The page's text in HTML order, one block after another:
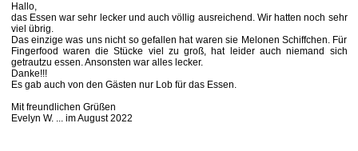
Hallo,
das Essen war sehr lecker und auch völlig ausreichend. Wir hatten noch sehr
viel übrig.
Das einzige was uns nicht so gefallen hat waren sie Melonen Schiffchen. Für
Fingerfood waren die Stücke viel zu groß, hat leider auch niemand sich
getrautzu essen. Ansonsten war alles lecker.
Danke!!!
Es gab auch von den Gästen nur Lob für das Essen.
Mit freundlichen Grüßen
Evelyn W. ... im August 2022